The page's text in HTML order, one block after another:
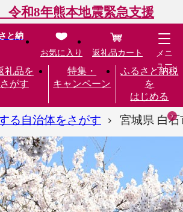
令和8年熊本地震緊急支援
と納
礼品を
さがす
特集・
キャンペーン
ふるさと納税
を
はじめる
お気に入り 返礼品カート
メニ
ュー
る自治体をさがす 宮城県 白石